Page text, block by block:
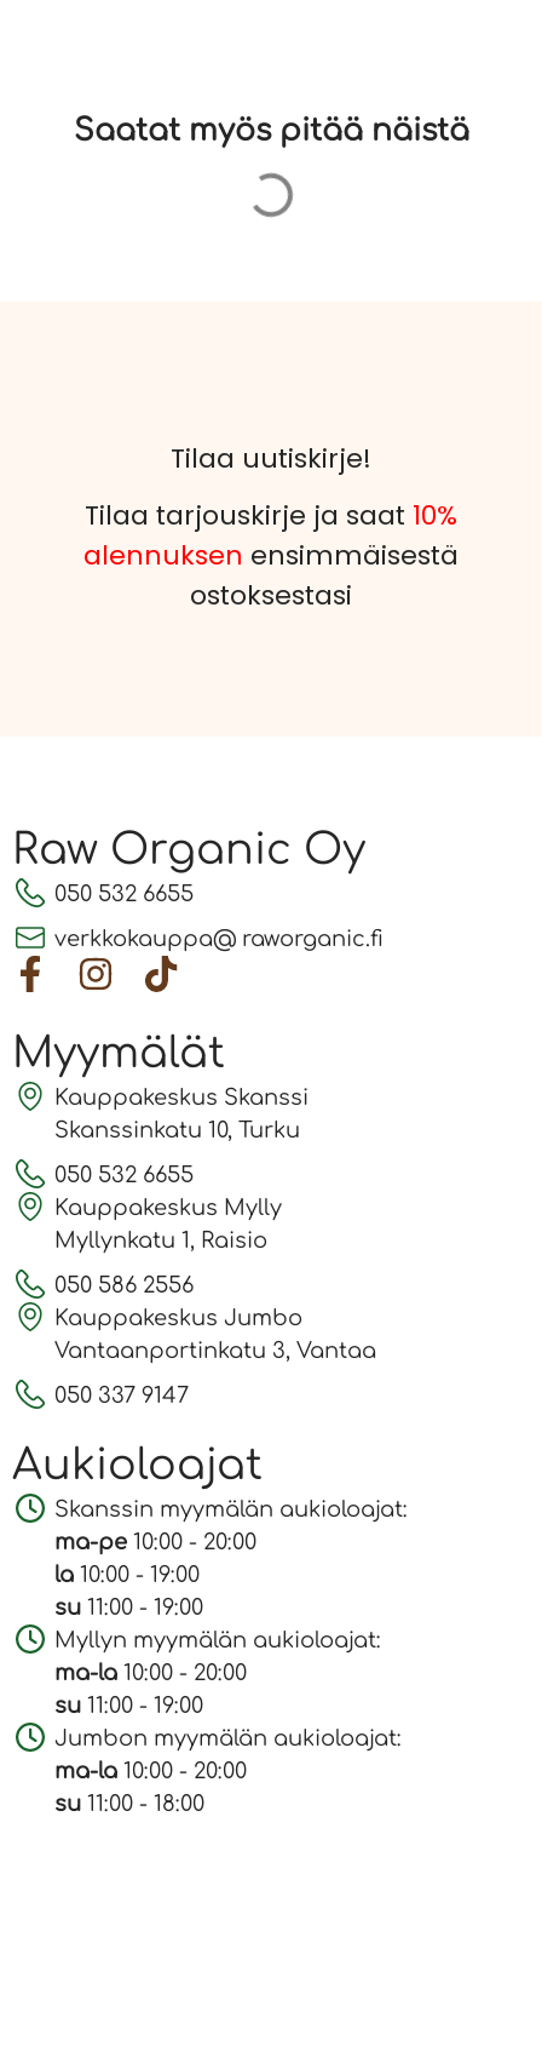
Saatat myös pitää näistä
Tilaa uutiskirje!
Tilaa tarjouskirje ja saat 10%
alennuksen ensimmäisestä
ostoksestasi
Raw Organic Oy
050 532 6655
verkkokauppa@ raworganic.fi
Myymälät
Kauppakeskus Skanssi
Skanssinkatu 10, Turku
050 532 6655
Kauppakeskus Mylly
Myllynkatu 1, Raisio
050 586 2556
Kauppakeskus Jumbo
Vantaanportinkatu 3, Vantaa
050 337 9147
Aukioloajat
Skanssin myymälän aukioloajat:
ma-pe 10:00 - 20:00
la 10:00 - 19:00
su 11:00 - 19:00
Myllyn myymälän aukioloajat:
ma-la 10:00 - 20:00
su 11:00 - 19:00
Jumbon myymälän aukioloajat:
ma-la 10:00 - 20:00
su 11:00 - 18:00